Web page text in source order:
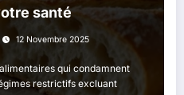
santé
12 Novembre 2025
qui condamnent
restrictifs excluant